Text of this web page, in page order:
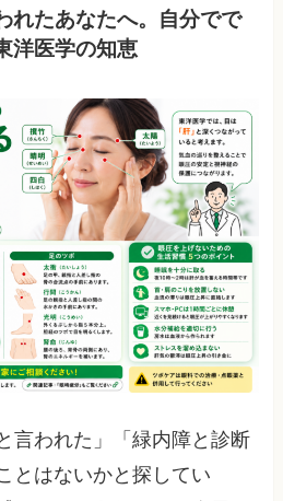
れたあなたへ。自分でで
洋医学の知恵
言われた」「緑内障と診断
とはないかと探してい